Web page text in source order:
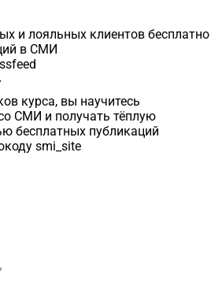
и лояльных клиентов бесплатно
в СМИ
курса, вы научитесь
СМИ и получать тёплую
бесплатных публикаций
smi_site